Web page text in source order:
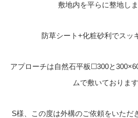
敷地内を平らに整地しま
防草シート+化粧砂利でスッ
アプローチは自然石平板☐300と
ムで敷いております
S様、この度は外構のご依頼をいただ